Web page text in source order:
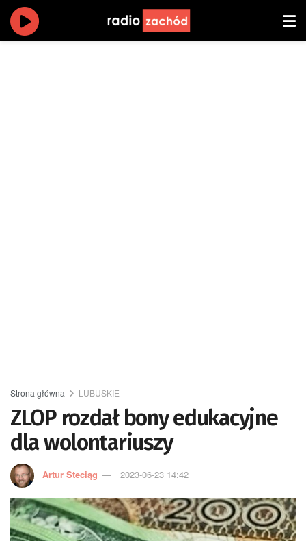
Strona główna LUBUSKIE
ZLOP rozdał bony edukacyjne
dla wolontariuszy
Artur Steciąg 2023-06-23 14:42